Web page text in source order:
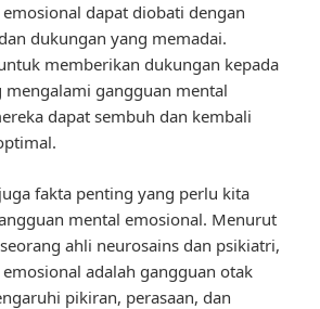
dapat diobati dengan
dukungan yang memadai.
memberikan dukungan kepada
gangguan mental
dapat sembuh dan kembali
fakta penting yang perlu kita
mental emosional. Menurut
ahli neurosains dan psikiatri,
adalah gangguan otak
pikiran, perasaan, dan